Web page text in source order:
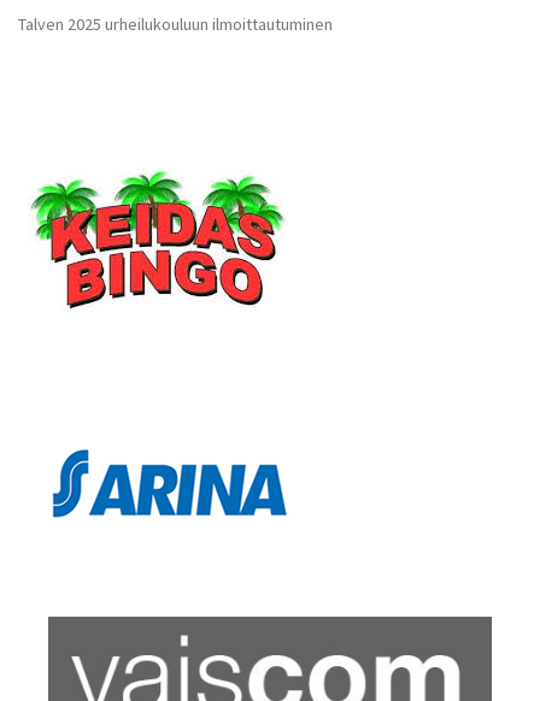
Talven 2025 urheilukouluun ilmoittautuminen